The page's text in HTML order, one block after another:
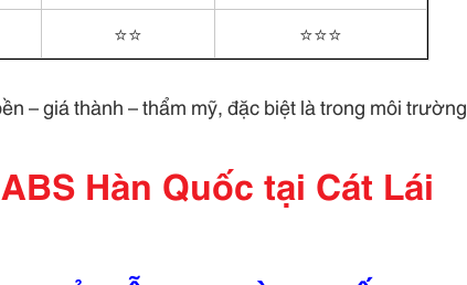
⭐⭐ ⭐⭐⭐
– giá thành – thẩm mỹ, đặc biệt là trong môi trường
Hàn Quốc tại Cát Lái